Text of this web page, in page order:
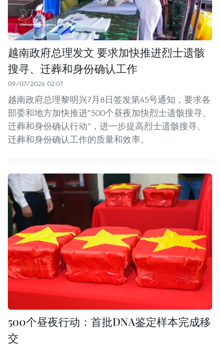
越南政府总理发文 要求加快推进烈士遗骸
搜寻、迁葬和身份确认工作
09/07/2026 02:07
越南政府总理黎明兴7月8日签发第45号通知，要求各
部委和地方加快推进“500个昼夜加快烈士遗骸搜寻、
迁葬和身份确认行动”，进一步提高烈士遗骸搜寻、
迁葬和身份确认工作的质量和效率。
500个昼夜行动：首批DNA鉴定样本完成移
交